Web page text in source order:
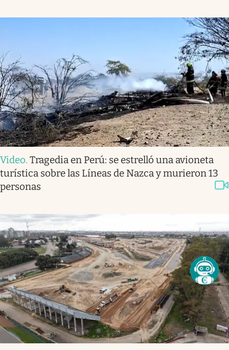
Video. Tragedia en Perú: se estrelló una avioneta
turística sobre las Líneas de Nazca y murieron 13
personas